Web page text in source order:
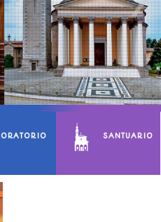
ORATORIO SANTUARIO